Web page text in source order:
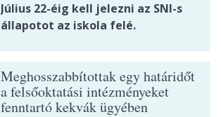
Július 22-éig kell jelezni az SNI-s
állapotot az iskola felé.
Meghosszabbítottak egy határidőt
a felsőoktatási intézményeket
fenntartó kekvák ügyében